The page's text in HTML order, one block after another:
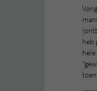
heb